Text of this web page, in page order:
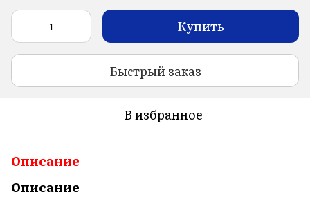
Купить
Быстрый заказ
В избранное
Описание
Описание